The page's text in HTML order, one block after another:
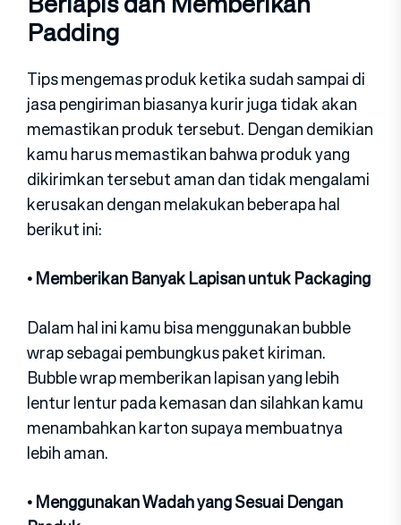
Padding
Tips mengemas produk ketika sudah sampai di
jasa pengiriman biasanya kurir juga tidak akan
memastikan produk tersebut. Dengan demikian
kamu harus memastikan bahwa produk yang
dikirimkan tersebut aman dan tidak mengalami
kerusakan dengan melakukan beberapa hal
berikut ini:
• Memberikan Banyak Lapisan untuk Packaging
Dalam hal ini kamu bisa menggunakan bubble
wrap sebagai pembungkus paket kiriman.
Bubble wrap memberikan lapisan yang lebih
lentur lentur pada kemasan dan silahkan kamu
menambahkan karton supaya membuatnya
lebih aman.
• Menggunakan Wadah yang Sesuai Dengan